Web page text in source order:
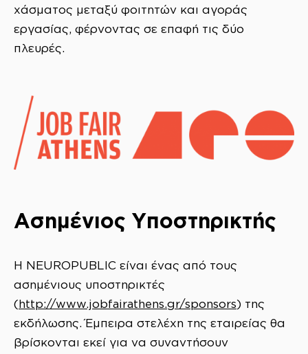
χάσματος μεταξύ φοιτητών και αγοράς
εργασίας, φέρνοντας σε επαφή τις δύο
πλευρές.
Ασημένιος Υποστηρικτής
Η NEUROPUBLIC είναι ένας από τους
ασημένιους υποστηρικτές
(http://www.jobfairathens.gr/sponsors) της
εκδήλωσης. Έμπειρα στελέχη της εταιρείας θα
βρίσκονται εκεί για να συναντήσουν